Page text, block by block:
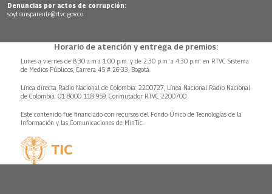
Denuncias por actos de corrupción:
soytransparente@rtvc.gov.co
Horario de atención y entrega de premios:
Lunes a viernes de 8:30 a.m.a 1:00 p.m. y de 2:30 p.m. a 4:30 p.m. en RTVC Sistema
de Medios Públicos, Carrera 45 # 26-33, Bogotá.
Línea directa Radio Nacional de Colombia: 2200727, Línea Nacional Radio Nacional
de Colombia: 01 8000 118 959. Conmutador RTVC 2200700
Este contenido fue financiado con recursos del Fondo Único de Tecnologías de la
Información y las Comunicaciones de MinTic.